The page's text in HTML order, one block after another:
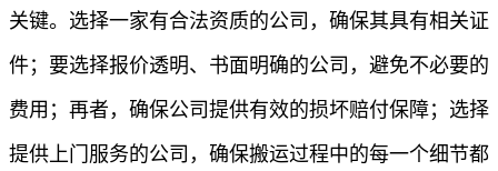
关键。选择一家有合法资质的公司，确保其具有相关证
件；要选择报价透明、书面明确的公司，避免不必要的
费用；再者，确保公司提供有效的损坏赔付保障；选择
提供上门服务的公司，确保搬运过程中的每一个细节都